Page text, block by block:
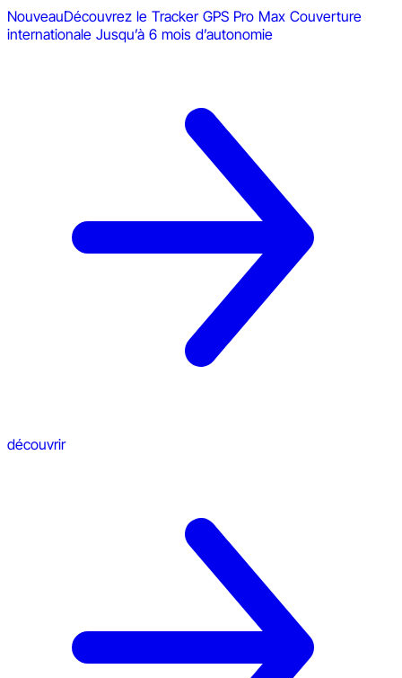
NouveauDécouvrez le Tracker GPS Pro Max Couverture
internationale Jusqu’à 6 mois d’autonomie
découvrir